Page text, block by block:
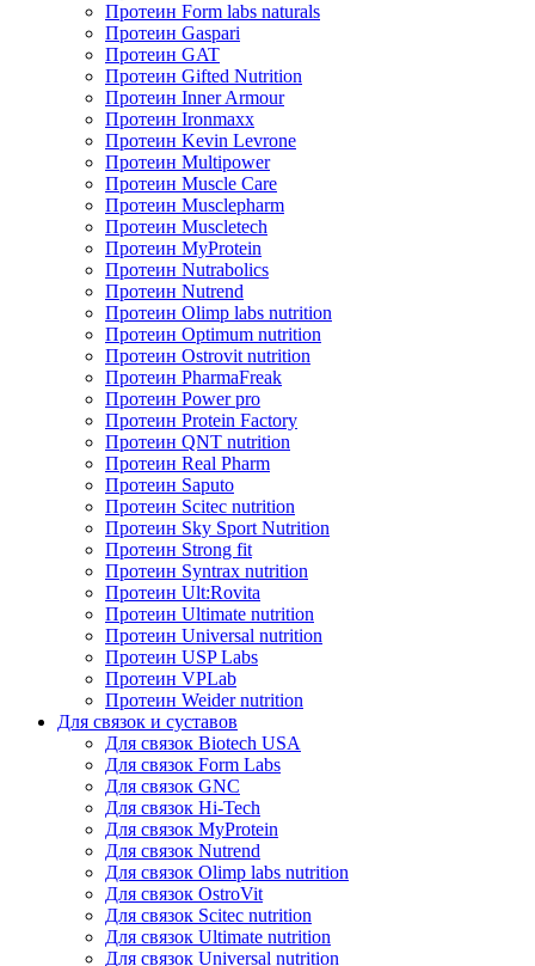
Протеин Form labs naturals
Протеин Gaspari
Протеин GAT
Протеин Gifted Nutrition
Протеин Inner Armour
Протеин Ironmaxx
Протеин Kevin Levrone
Протеин Multipower
Протеин Muscle Care
Протеин Musclepharm
Протеин Muscletech
Протеин MyProtein
Протеин Nutrabolics
Протеин Nutrend
Протеин Olimp labs nutrition
Протеин Optimum nutrition
Протеин Ostrovit nutrition
Протеин PharmaFreak
Протеин Power pro
Протеин Protein Factory
Протеин QNT nutrition
Протеин Real Pharm
Протеин Saputo
Протеин Scitec nutrition
Протеин Sky Sport Nutrition
Протеин Strong fit
Протеин Syntrax nutrition
Протеин Ult:Rovita
Протеин Ultimate nutrition
Протеин Universal nutrition
Протеин USP Labs
Протеин VPLab
Протеин Weider nutrition
Для связок и суставов
Для связок Biotech USA
Для связок Form Labs
Для связок GNC
Для связок Hi-Tech
Для связок MyProtein
Для связок Nutrend
Для связок Olimp labs nutrition
Для связок OstroVit
Для связок Scitec nutrition
Для связок Ultimate nutrition
Для связок Universal nutrition